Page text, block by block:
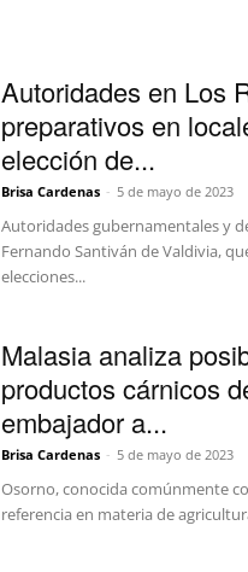
Autoridades en Los
preparativos en
elección de...
Brisa Cardenas - 5 de mayo de 2023
Autoridades gubernamentales y
Fernando Santiván de Valdivia,
elecciones...
Malasia analiza
productos cárnicos
embajador a...
Brisa Cardenas - 5 de mayo de 2023
Osorno, conocida comúnmente
referencia en materia de